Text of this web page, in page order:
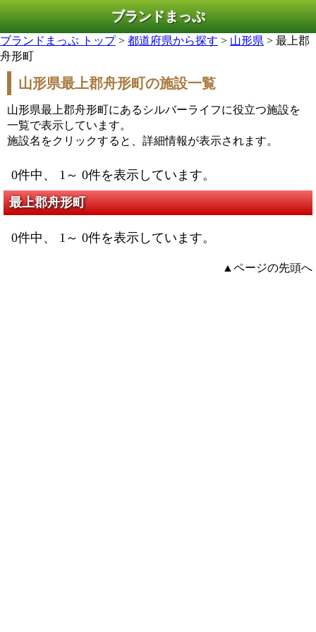
ブランドまっぷ
ブランドまっぷ トップ> 都道府県から探す > 山形県 > 最上郡
舟形町
山形県最上郡舟形町の施設一覧
山形県最上郡舟形町にあるシルバーライフに役立つ施設を
一覧で表示しています。
施設名をクリックすると、詳細情報が表示されます。
0件中、 1～ 0件を表示しています。
最上郡舟形町
0件中、 1～ 0件を表示しています。
▲ページの先頭へ